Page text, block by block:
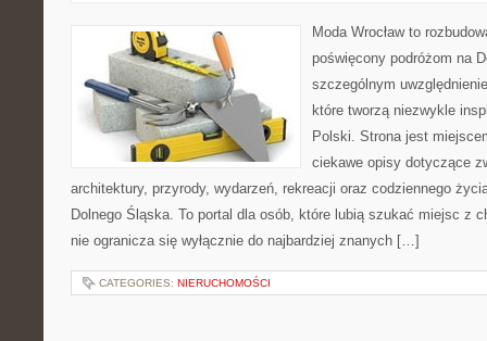
Moda Wrocław to
poświęcony podróżom na
szczególnym
które tworzą niezwykle
Polski. Strona jest
ciekawe opisy dotyczące
architektury, przyrody, wydarzeń, rekreacji oraz codziennego
Dolnego Śląska. To portal dla osób, które lubią szukać miejsc z
nie ogranicza się wyłącznie do najbardziej znanych […]
CATEGORIES: NIERUCHOMOŚCI